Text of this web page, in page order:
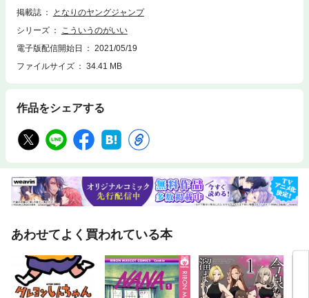
掲載誌
となりのヤングジャンプ
シリーズ
こういうのがいい
電子版配信開始日
2021/05/19
ファイルサイズ
34.41 MB
作品をシェアする
あわせてよく買われている本